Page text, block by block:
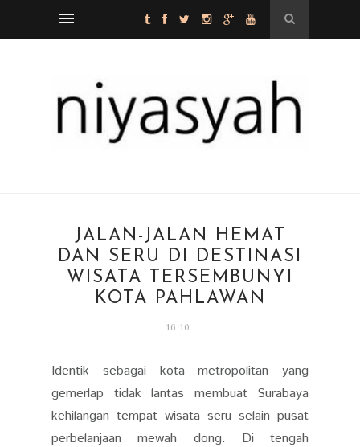
JALAN-JALAN HEMAT
DAN SERU DI DESTINASI
WISATA TERSEMBUNYI
KOTA PAHLAWAN
16.10
Identik sebagai kota metropolitan yang
gemerlap tidak lantas membuat Surabaya
kehilangan tempat wisata seru selain pusat
perbelanjaan mewah dong. Di tengah